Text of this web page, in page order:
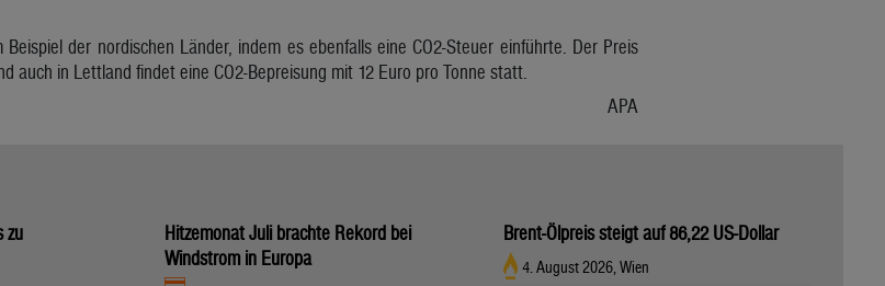
der nordischen Länder, indem es ebenfalls eine CO2-Steuer einführte. Der Preis
auch in Lettland findet eine CO2-Bepreisung mit 12 Euro pro Tonne statt.
APA
zu
Hitzemonat Juli brachte Rekord bei
Windstrom in Europa
Brent-Ölpreis steigt auf 86,22 US-Dollar
4. August 2026, Wien